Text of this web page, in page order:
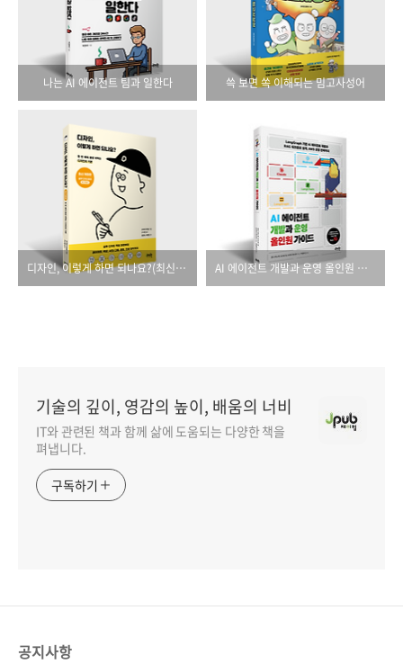
나는 AI 에이전트 팀과 일한다 쓱 보면 쏙 이해되는 밈고사성어
디자인, 이렇게 하면 되나요?(최신 개정판) AI 에이전트 개발과 운영 올인원 가이드
기술의 깊이, 영감의 높이, 배움의 너비
IT와 관련된 책과 함께 삶에 도움되는 다양한 책을
펴냅니다.
구독하기
공지사항